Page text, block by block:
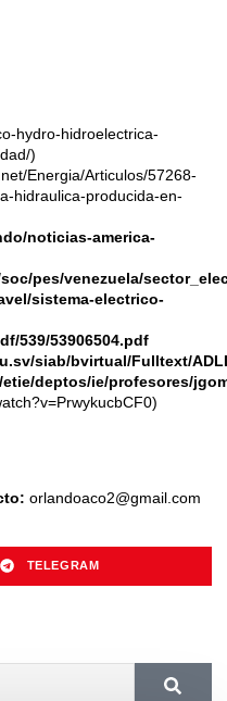
hydro-hidroelectrica-
)
Energia/Articulos/57268-
hidraulica-producida-en-
noticias-america-
pes/venezuela/
sistema-electrico-
539/53906504.pdf
siab/bvirtual/Fulltext/
deptos/ie/profesores/
)
orlandoaco2@gmail.com
TELEGRAM